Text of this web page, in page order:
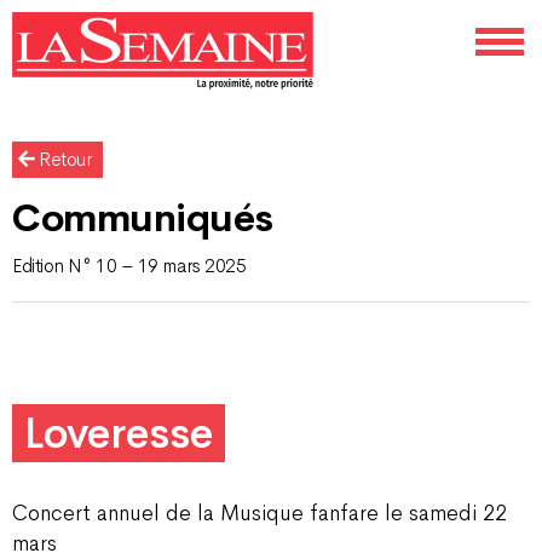
Retour
Communiqués
Edition N° 10 – 19 mars 2025
Loveresse
Concert annuel de la Musique fanfare le samedi 22
mars